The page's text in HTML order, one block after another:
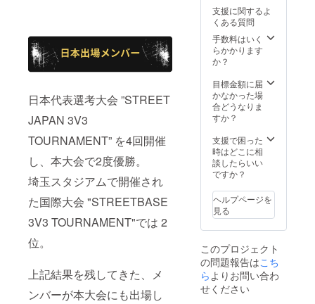
日本代表選考大会 ”STREET
JAPAN 3V3
TOURNAMENT” を4回開催
し、本大会で2度優勝。
埼玉スタジアムで開催され
た国際大会 "STREETBASE
3V3 TOURNAMENT"では 2
位。
上記結果を残してきた、メ
ンバーが本大会にも出場し
やりと
りや確
認が発
生する
場合
途ご連
絡させ
ていた
だきま
乗せ支
援大歓
迎です
※応援コ
も励み
になり
ます
望され
るお名
前をご
記入く
ださ
内容＞
・ユニ
フォー
ム-胸-ス
サー ※
掲載名
の記載
を備考
願いし
ます ※
ロゴの
データ
やりと
りや確
認が発
生する
場合
支援に関するよ
くある質問
手数料はいく
らかかります
か？
目標金額に届
かなかった場
合どうなりま
すか？
支援で困った
時はどこに相
談したらいい
ですか？
ヘルプページを
見る
このプロジェクト
の問題報告はこち
らよりお問い合わ
せください